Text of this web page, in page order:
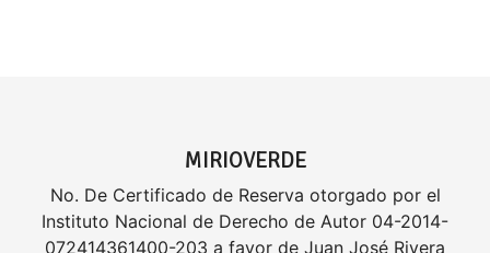
MIRIOVERDE
No. De Certificado de Reserva otorgado por el
Instituto Nacional de Derecho de Autor 04-2014-
072414361400-203 a favor de Juan José Rivera